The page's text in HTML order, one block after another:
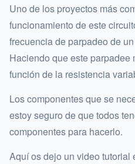
Uno de los proyectos más
funcionamiento de este
frecuencia de parpadeo de
Haciendo que este parpadee
función de la resistencia
Los componentes que se
estoy seguro de que todos
componentes para hacerlo.
Aquí os dejo un video tutorial